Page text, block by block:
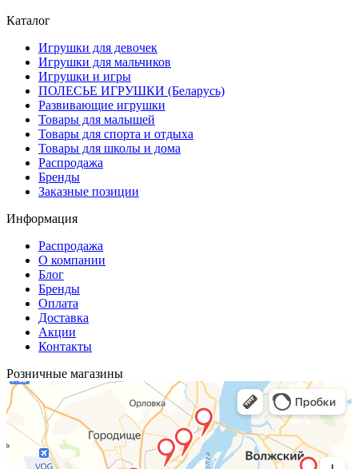
Каталог
Игрушки для девочек
Игрушки для мальчиков
Игрушки и игры
ПОЛЕСЬЕ ИГРУШКИ (Беларусь)
Развивающие игрушки
Товары для малышей
Товары для спорта и отдыха
Товары для школы и дома
Распродажа
Бренды
Заказные позиции
Информация
Распродажа
О компании
Блог
Бренды
Оплата
Доставка
Акции
Контакты
Розничные магазины